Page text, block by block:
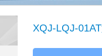
XQJ-LQJ-